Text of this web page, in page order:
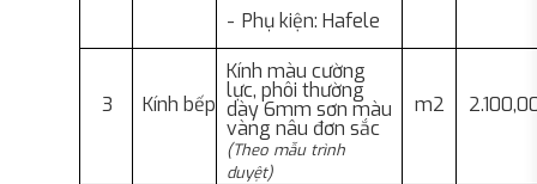
- Phụ kiện: Hafele
3 Kính bếp
Kính màu cường
lực, phôi thường
dày 6mm sơn màu
vàng nâu đơn sắc
(Theo mẫu trình
duyệt)
m2